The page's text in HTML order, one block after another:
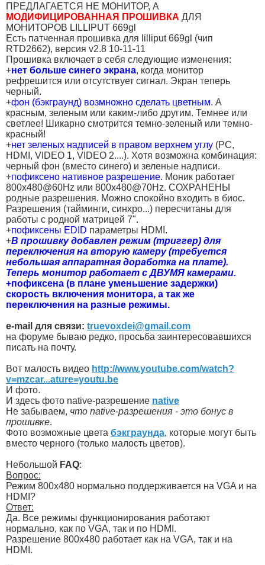
ПРЕДЛАГАЕТСЯ НЕ МОНИТОР, А
МОДИФИЦИРОВАННАЯ ПРОШИВКА ДЛЯ
МОНИТОРОВ LILLIPUT 669gl
Есть патченная прошивка для lilliput 669gl (чип
RTD2662), версия v2.8 10-11-11
Прошивка включает в себя следующие изменения:
+нет больше синего экрана, когда монитор
рефрешится или отсутствует сигнал. Экран теперь
черный.
+фон (бэкграунд) возмножно сделать цветным. А
красным, зеленым или каким-либо другим. Темнее или
светлее! Шикарно смотрится темно-зеленый или темно-
красный!
+нет зеленых надписей в правом верхнем углу (PC,
HDMI, VIDEO 1, VIDEO 2....). Хотя возможна комбинация:
черный фон (вместо синего) и зеленые надписи.
+пофиксено нативное разрешение. Моник работает
800x480@60Hz или 800x480@70Hz. СОХРАНЕНЫ
родные разрешения. Можно спокойно входить в биос.
Разрешения (тайминги, синхро...) пересчитаны для
работы с родной матрицей 7".
+пофиксены EDID параметры HDMI.
+В прошивку добавлен режим (триггер) для
переключения на вторую камеру (требуется
небольшая аппаратная доработка на плате).
Теперь монитор работает с ДВУМЯ камерами.
+пофиксена (в плане уменьшение задержки)
скорость включения монитора, а так же
переключения на разные режимы.
e-mail для связи: truevoxdei@gmail.com
на форуме бываю редко, просьба заинтересовавшихся
писать на почту.
Вот малость видео http://www.youtube.com/watch?
v=mzcar...ature=youtu.be
И фото.
И здесь фото native-разрешение native
Не забываем, что native-разрешения - это бонус в
прошивке.
Фото возможные цвета бэкграунда, которые могут быть
вместо черного (только малость цветов).
Небольшой FAQ:
Вопрос:
Режим 800х480 нормально поддерживается на VGA и на
HDMI?
Ответ:
Да. Все режимы функционирования работают
нормально, как по VGA, так и по HDMI.
Разрешение 800x480 работает как на VGA, так и на
HDMI.